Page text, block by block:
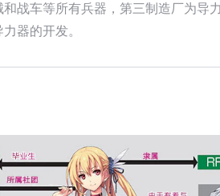
战车等所有兵器，第三制造厂为导
器的开发。